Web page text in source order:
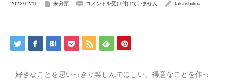
2023/12/11 未分類 コメントを受け付けていません takaishilma
好きなことを思いっきり楽しんでほしい、得意なことを作っ